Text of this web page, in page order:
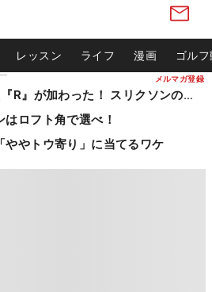
メルマガ登録
レッスン ライフ 漫画 ゴル
『4』が消え『R』が加わった！ スリクソンの新作
はロフト角で選べ！
ややトウ寄り」に当てるワケ